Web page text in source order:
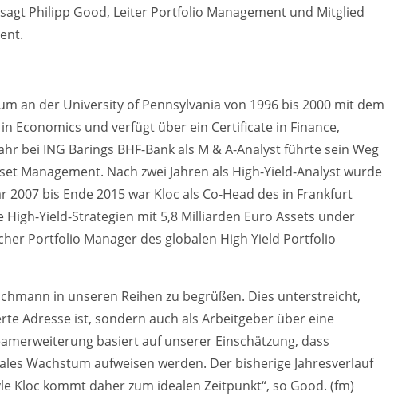
Philipp Good, Leiter Portfolio Management und Mitglied
an der University of Pennsylvania von 1996 bis 2000 mit dem
Economics und verfügt über ein Certificate in Finance,
bei ING Barings BHF-Bank als M & A-Analyst führte sein Weg
Management. Nach zwei Jahren als High-Yield-Analyst wurde
bis Ende 2015 war Kloc als Co-Head des in Frankfurt
Yield-Strategien mit 5,8 Milliarden Euro Assets under
Portfolio Manager des globalen High Yield Portfolio
in unseren Reihen zu begrüßen. Dies unterstreicht,
Adresse ist, sondern auch als Arbeitgeber über eine
basiert auf unserer Einschätzung, dass
Wachstum aufweisen werden. Der bisherige Jahresverlauf
Kloc kommt daher zum idealen Zeitpunkt“, so Good. (fm)